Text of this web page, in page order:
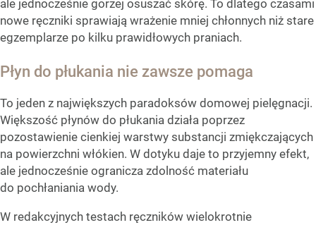
ale jednocześnie gorzej osuszać skórę. To dlatego czasami
nowe ręczniki sprawiają wrażenie mniej chłonnych niż stare
egzemplarze po kilku prawidłowych praniach.
Płyn do płukania nie zawsze pomaga
To jeden z największych paradoksów domowej pielęgnacji.
Większość płynów do płukania działa poprzez
pozostawienie cienkiej warstwy substancji zmiękczających
na powierzchni włókien. W dotyku daje to przyjemny efekt,
ale jednocześnie ogranicza zdolność materiału
do pochłaniania wody.
W redakcyjnych testach ręczników wielokrotnie